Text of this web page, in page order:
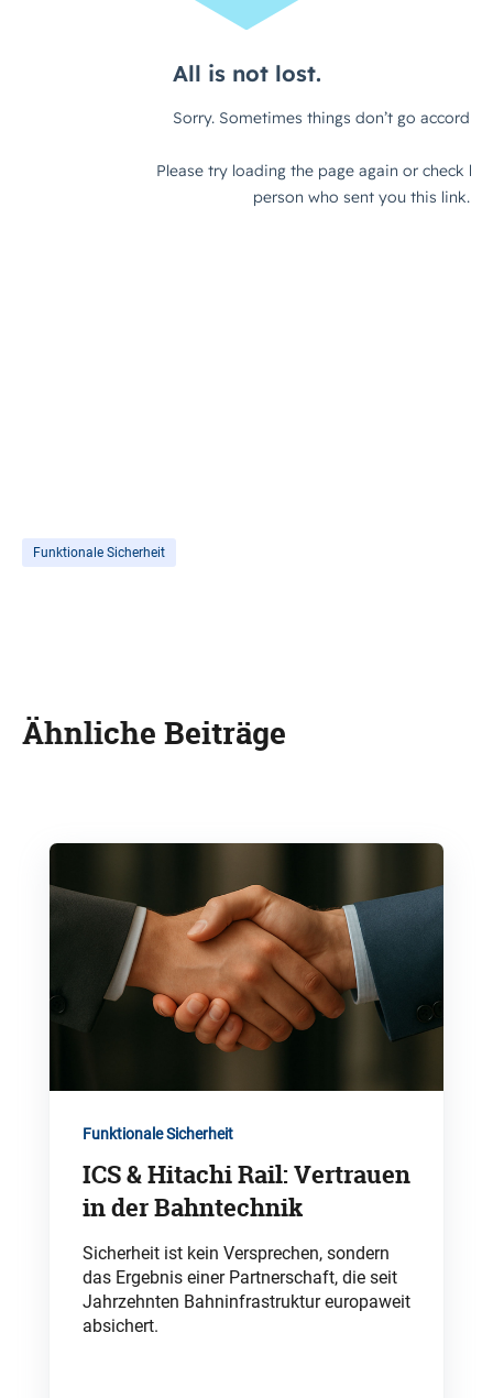
Funktionale Sicherheit
Ähnliche Beiträge
Funktionale Sicherheit
ICS & Hitachi Rail: Vertrauen
in der Bahntechnik
Sicherheit ist kein Versprechen, sondern
das Ergebnis einer Partnerschaft, die seit
Jahrzehnten Bahninfrastruktur europaweit
absichert.